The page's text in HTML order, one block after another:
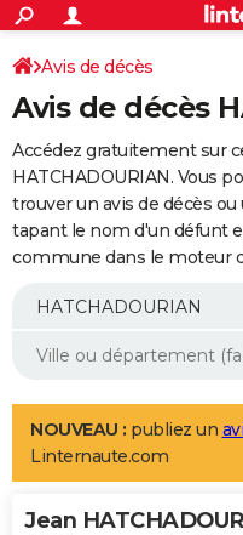
ACTUALITÉS
Politique
Société
Faits Divers
Education
Monde
Villes
+
SPORT
Coupe du monde 2026
Football
Tennis
Cyclisme
Rugby
Forum
Programme TV
TNT
Streaming
Cinéma
Sorties cinéma
Musique
+
FINANCE
Retraite
Epargne
Immobilier
Risques naturels par ville
Assurance
AUTO
Essais
Réserver un essai
Citadines
Berlines
SUV
Forum auto
+
Mobiles
Meilleur smartphone
Internet
Ordinateurs
Jeux vidéo
Guide high-tech
Aménagement intérieur
LIFESTYLE
Art de vivre
Bien-être
Loisirs
Mode
Modes de vie
Alimentation
Guide de la santé
Maladies
Médicaments
Sommeil
VOYAGE
Avis de décès
Avis de décès
Accédez gratuitement sur
HATCHADOURIAN. Vous
trouver un avis de décès
tapant le nom d'un défunt
commune dans le moteur
NOUVEAU : publiez un
Linternaute.com
Jean